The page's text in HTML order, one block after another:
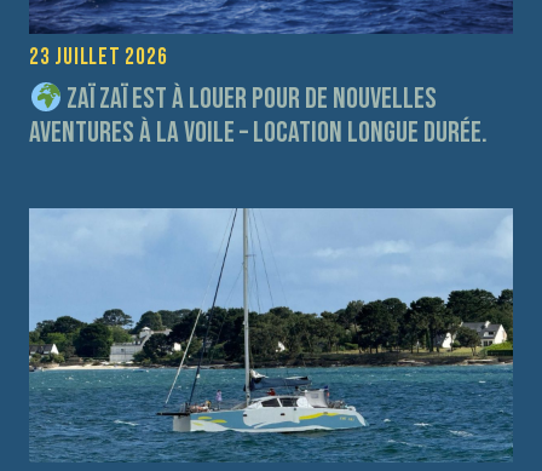
23 juillet 2026
Zaï Zaï est à louer pour de nouvelles
aventures à la voile – Location longue durée.